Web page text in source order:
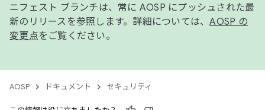
ニフェスト ブランチは、常に AOSP にプッシュされた最
新のリリースを参照します。詳細については、AOSP の
変更点をご覧ください。
AOSP ドキュメント セキュリティ